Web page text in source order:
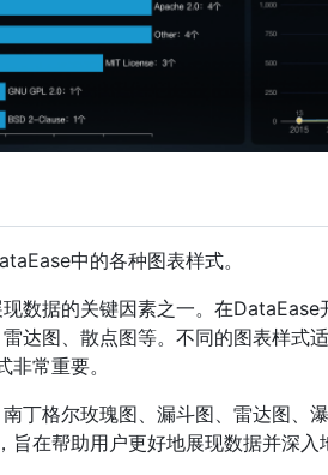
中的各种图表样式。
数据的关键因素之一。在
达图、散点图等。不同的图表样式
常重要。
丁格尔玫瑰图、漏斗图、雷达图、
在帮助用户更好地展现数据并深入